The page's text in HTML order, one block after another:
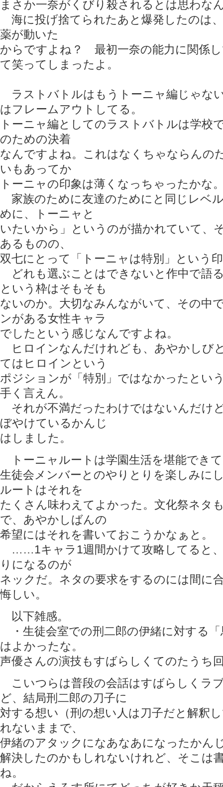
まさか一奈がくびり殺されるとは思わな
海に投げ捨てられたあと爆発したのは
薬が動いた
からですよね？ 最初一奈の能力に関係
て笑ってしまったよ。
ラストバトルはもうトーニャ編じゃな
はフレームアウトしてる。
トーニャ編としてのラストバトルは学校
のための決着
なんですよね。これはなくちゃならんの
いもあってか
トーニャの印象は薄くなっちゃったかな
家族のために友達のためにと同じレベ
めに、トーニャと
いたいから」というのが描かれていて、
あるものの、
双七にとって「トーニャは特別」という
どれも選ぶことはできないと作中で語
という枠はそもそも
ないのか。大切なみんながいて、その中
ンがある女性キャラ
でしたという感じなんですよね。
ヒロインなんだけれども、あやかしび
てはヒロインという
ポジションが「特別」ではなかったと
手く言えん。
それが不満だったわけではないんだけ
ぼやけているかんじ
はしました。
トーニャルートは学園生活を堪能でき
生徒会メンバーとのやりとりを楽しみに
ルートはそれを
たくさん味わえてよかった。文化祭ネタ
で、あやかしばんの
希望にはそれを書いておこうかなぁと。
……1キャラ1週間かけて攻略してると、
りになるのが
ネックだ。ネタの要求をするのには間に
悔しい。
以下雑感。
・生徒会室での刑二郎の伊緒に対する
はよかったな。
声優さんの演技もすばらしくてのたうち
こいつらは普段の会話はすばらしくラ
ど、結局刑二郎の刀子に
対する想い（刑の想い人は刀子だと解釈
れないままで、
伊緒のアタックになあなあになったかん
解決したのかもしれないけれど、そこは
ね。